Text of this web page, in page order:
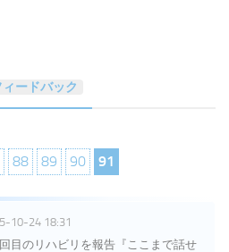
ードバック
88 89 90 91
10-24 18:31
目のリハビリを報告『ここまで話せ